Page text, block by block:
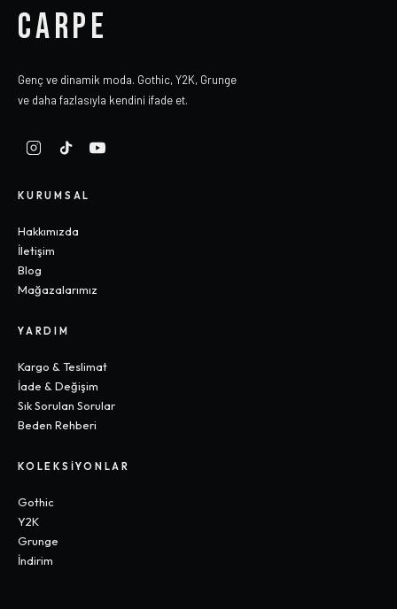
CARPE
Genç ve dinamik moda. Gothic, Y2K, Grunge
ve daha fazlasıyla kendini ifade et.
KURUMSAL
Hakkımızda
İletişim
Blog
Mağazalarımız
YARDIM
Kargo & Teslimat
İade & Değişim
Sık Sorulan Sorular
Beden Rehberi
KOLEKSIYONLAR
Gothic
Y2K
Grunge
İndirim